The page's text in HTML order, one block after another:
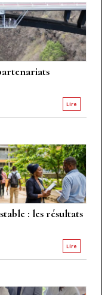
Lire
: les résultats
Lire